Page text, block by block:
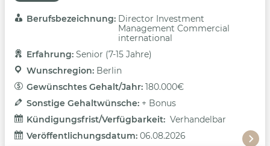
Berufsbezeichnung: Director Investment
Management Commercial
international
Erfahrung: Senior (7-15 Jahre)
Wunschregion: Berlin
Gewünschtes Gehalt/Jahr: 180.000€
Sonstige Gehaltwünsche: + Bonus
Kündigungsfrist/Verfügbarkeit: Verhandelbar
Veröffentlichungsdatum: 06.08.2026